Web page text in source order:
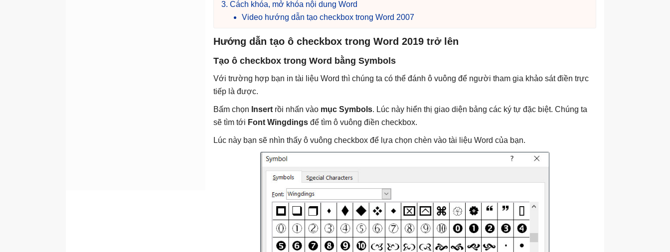
Cách khóa, mở khóa nội dung Word
Video hướng dẫn tạo checkbox trong Word 2007
Hướng dẫn tạo ô checkbox trong Word 2019 trở lên
Tạo ô checkbox trong Word bằng Symbols
Với trường hợp bạn in tài liệu Word thì chúng ta có thể đánh ô vuông để người tham gia khảo sát điền trực
tiếp là được.
Bấm chọn Insert rồi nhấn vào mục Symbols. Lúc này hiển thị giao diện bảng các ký tự đặc biệt. Chúng ta
sẽ tìm tới Font Wingdings để tìm ô vuông điền checkbox.
Lúc này bạn sẽ nhìn thấy ô vuông checkbox để lựa chọn chèn vào tài liệu Word của bạn.